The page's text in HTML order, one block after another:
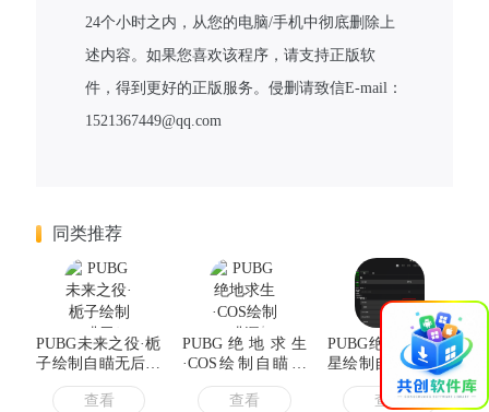
24个小时之内，从您的电脑/手机中彻底删除上
述内容。如果您喜欢该程序，请支持正版软
件，得到更好的正版服务。侵删请致信E-mail：
1521367449@qq.com
同类推荐
PUBG未来之役·栀
子绘制自瞄无后防
抖子追插件 v1.3
查看
PUBG绝地求生
·COS绘制自瞄漏
打多功能辅助
查看
PUBG绝地求生·星
星绘制自瞄辅助免
费版
查看